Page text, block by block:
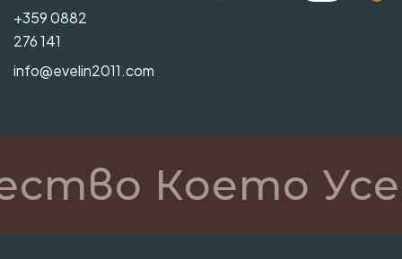
+359 0882
276 141
info@evelin2011.com
Което